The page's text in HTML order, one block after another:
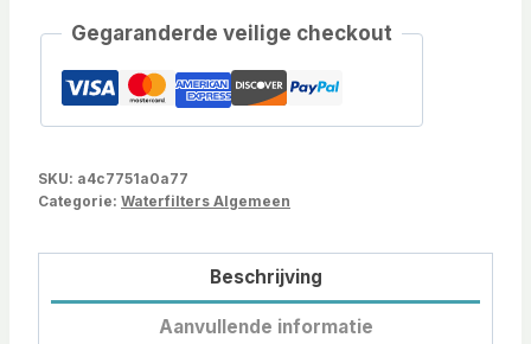
Gegaranderde veilige checkout
SKU: a4c7751a0a77
Categorie: Waterfilters Algemeen
Beschrijving
Aanvullende informatie